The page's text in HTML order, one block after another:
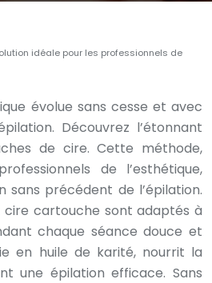
idéale pour les professionnels de
évolue sans cesse et avec
Découvrez l’étonnant
de cire. Cette méthode,
de l’esthétique,
sans précédent de l’épilation.
cire cartouche sont adaptés à
chaque séance douce et
en huile de karité, nourrit la
une épilation efficace. Sans